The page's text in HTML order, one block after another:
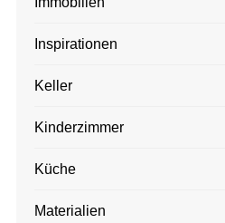
Inspirationen
Keller
Kinderzimmer
Küche
Materialien